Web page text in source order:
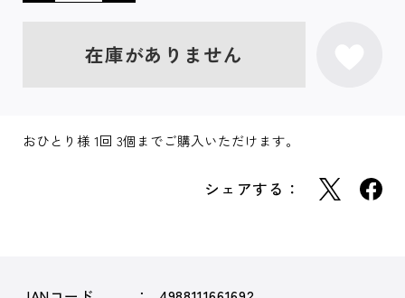
在庫がありません
おひとり様 1回 3個までご購入いただけます。
シェアする：